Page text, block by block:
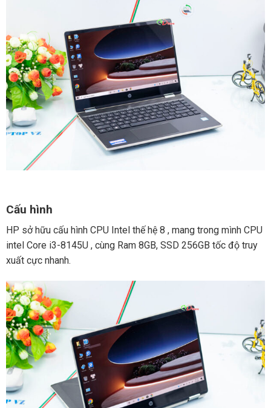
Cấu hình
HP sở hữu cấu hình CPU Intel thế hệ 8 , mang trong mình CPU
intel Core i3-8145U , cùng Ram 8GB, SSD 256GB tốc độ truy
xuất cực nhanh.